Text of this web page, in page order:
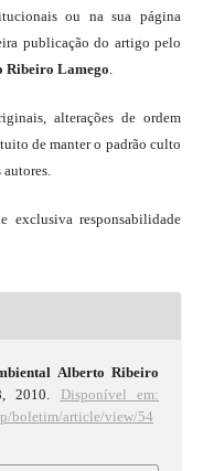
ou na sua página
publicação do artigo pelo
Ribeiro Lamego.
alterações de ordem
de manter o padrão culto
exclusiva responsabilidade
Alberto Ribeiro
2010. Disponível em:
boletim/article/view/54